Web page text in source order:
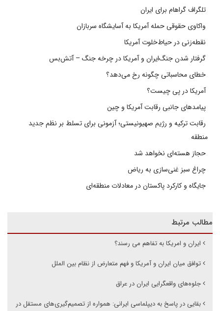
تلگراف گراهام برای ایران
واکاوی حقوقی حمله آمریکا به آسایشگاه سربازان
نقطه‌زنی در حیاط‌خلوت آمریکا
گرفتار شدن جنگ‌ایران و آمریکا در چرخه جنگ – آتش‌بس
خطای محاسباتی چگونه رخ می‌دهد؟
آمریکا در پی چیست؟
پیامدهای جانبی رقابت آمریکا و چین
رقابت ترکیه و رژیم صهیونیستی؛ آزمونی برای تسلط بر نظم جدید
منطقه
حجاز هسته‌ای نخواهد شد
چراغ سبز غنی‌سازی به ریاض
جایگاه و کارکرد پاکستان در معادلات منطقه‌ای
مطالب مرتبط
ایران و امریکا به تفاهم می رسند؟
توافق میان ایران و آمریکا و فهم متعارض از نظام بین الملل
جلوه‌های واقعگرایی ایران در عراق
بقایی در پاسخ به دیپلماسی ایرانی: همواره از تصمیم‌گیری‌های مستقل در